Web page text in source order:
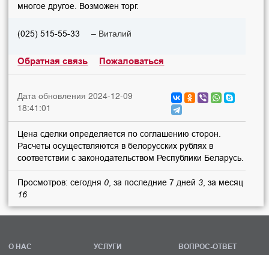
многое другое. Возможен торг.
(025) 515-55-33 – Виталий
Обратная связь Пожаловаться
Дата обновления 2024-12-09
18:41:01
Цена сделки определяется по соглашению сторон.
Расчеты осуществляются в белорусских рублях в
соответствии с законодательством Республики Беларусь.
Просмотров: сегодня 0, за последние 7 дней3, за месяц
16
О НАС
УСЛУГИ
ВОПРОС-ОТВЕТ